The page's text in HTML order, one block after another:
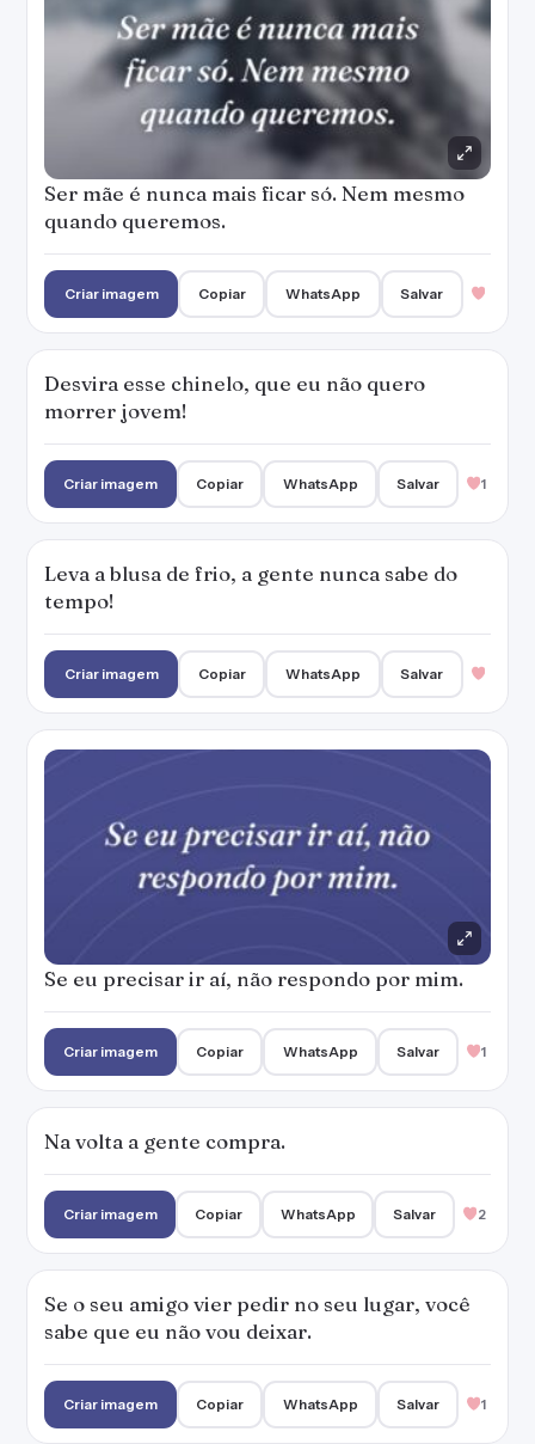
Ser mãe é nunca mais ficar só. Nem mesmo
quando queremos.
Criar imagem Copiar WhatsApp Salvar
Desvira esse chinelo, que eu não quero
morrer jovem!
Criar imagem Copiar WhatsApp Salvar 1
Leva a blusa de frio, a gente nunca sabe do
tempo!
Criar imagem Copiar WhatsApp Salvar
Se eu precisar ir aí, não respondo por mim.
Criar imagem Copiar WhatsApp Salvar 1
Na volta a gente compra.
Criar imagem Copiar WhatsApp Salvar 2
Se o seu amigo vier pedir no seu lugar, você
sabe que eu não vou deixar.
Criar imagem Copiar WhatsApp Salvar 1